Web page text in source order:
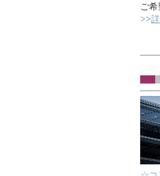
ご
>>